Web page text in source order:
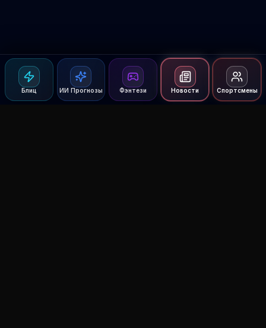
Блиц ИИ Прогнозы Фэнтези Новости Спортсмены